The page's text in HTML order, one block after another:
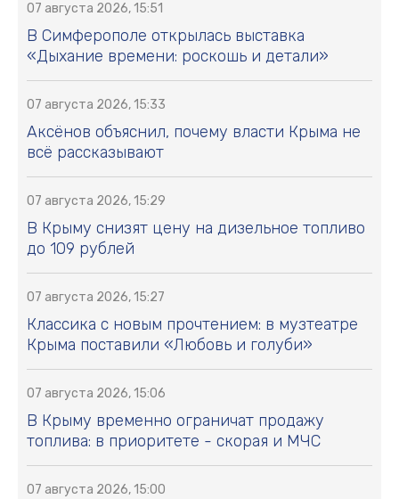
07 августа 2026, 15:51
В Симферополе открылась выставка
«Дыхание времени: роскошь и детали»
07 августа 2026, 15:33
Аксёнов объяснил, почему власти Крыма не
всё рассказывают
07 августа 2026, 15:29
В Крыму снизят цену на дизельное топливо
до 109 рублей
07 августа 2026, 15:27
Классика с новым прочтением: в музтеатре
Крыма поставили «Любовь и голуби»
07 августа 2026, 15:06
В Крыму временно ограничат продажу
топлива: в приоритете - скорая и МЧС
07 августа 2026, 15:00